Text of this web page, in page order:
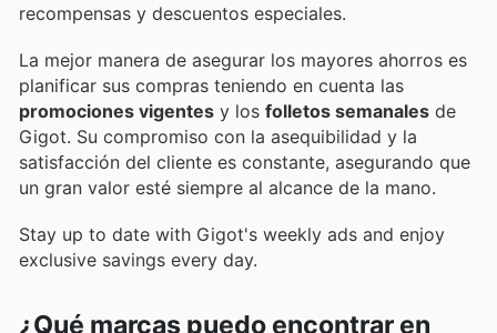
recompensas y descuentos especiales.
La mejor manera de asegurar los mayores ahorros es
planificar sus compras teniendo en cuenta las
promociones vigentes y los folletos semanales de
Gigot. Su compromiso con la asequibilidad y la
satisfacción del cliente es constante, asegurando que
un gran valor esté siempre al alcance de la mano.
Stay up to date with Gigot's weekly ads and enjoy
exclusive savings every day.
¿Qué marcas puedo encontrar en